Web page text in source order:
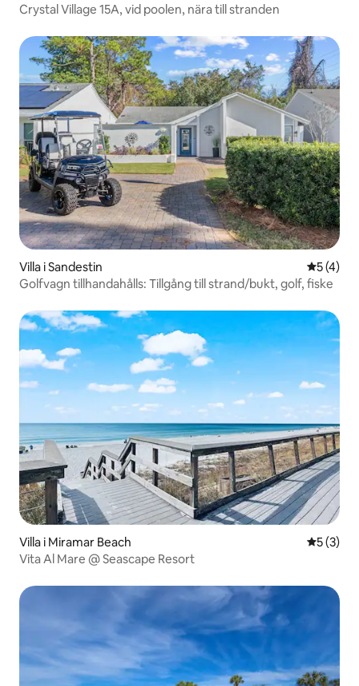
Crystal Village 15A, vid poolen, nära till stranden
Villa i Sandestin 5 av 5 i
5 (4)
Golfvagn tillhandahålls: Tillgång till strand/bukt, golf, fiske
Villa i Miramar Beach 5 av 5 i
5 (3)
Vita Al Mare @ Seascape Resort